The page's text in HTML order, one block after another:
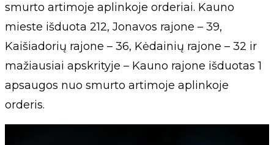
smurto artimoje aplinkoje orderiai. Kauno
mieste išduota 212, Jonavos rajone – 39,
Kaišiadorių rajone – 36, Kėdainių rajone – 32 ir
mažiausiai apskrityje – Kauno rajone išduotas 1
apsaugos nuo smurto artimoje aplinkoje
orderis.